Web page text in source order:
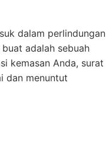
dalam perlindungan
adalah sebuah
kemasan Anda, surat
dan menuntut